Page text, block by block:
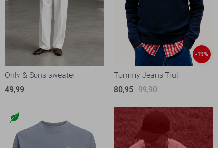
Only & Sons sweater
49,99
-19%
Tommy Jeans Trui
80,95 99,90